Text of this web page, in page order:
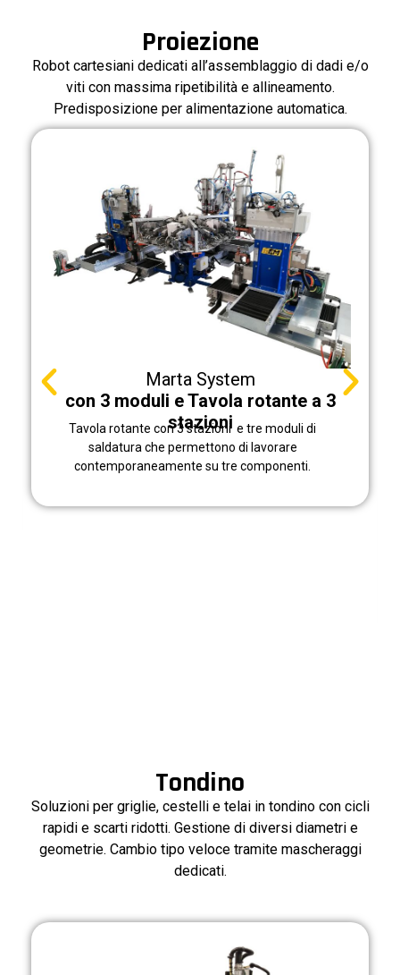
Proiezione
Robot cartesiani dedicati all’assemblaggio di dadi e/o
viti con massima ripetibilità e allineamento.
Predisposizione per alimentazione automatica.
Marta System
Revolver
Tavola rotante con modulo saldante a “C”. Sul
modulo è montato un meccanismo rotante che
Tondino
Soluzioni per griglie, cestelli e telai in tondino con cicli
rapidi e scarti ridotti. Gestione di diversi diametri e
geometrie. Cambio tipo veloce tramite mascheraggi
dedicati.